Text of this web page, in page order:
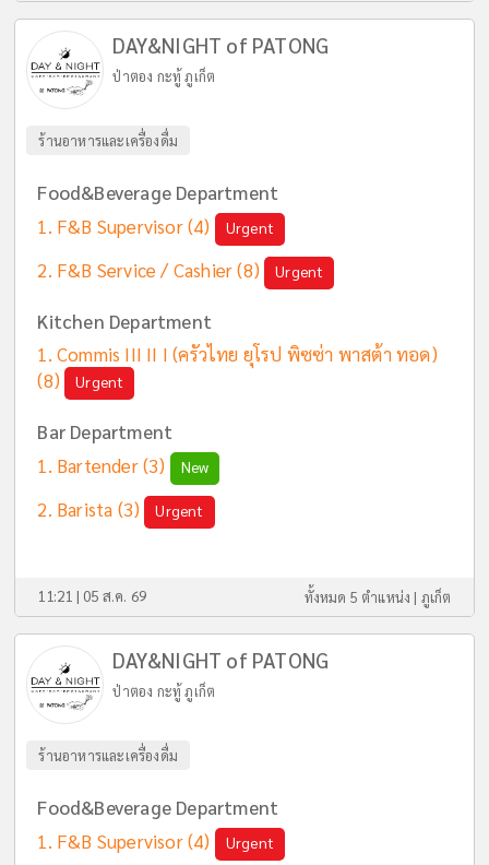
DAY&NIGHT of PATONG
ป่าตอง กะทู้ ภูเก็ต
ร้านอาหารและเครื่องดื่ม
Food&Beverage Department
F&B Supervisor(4) Urgent
F&B Service / Cashier(8) Urgent
Kitchen Department
Commis III II I (ครัวไทย ยุโรป พิซซ่า พาสต้า ทอด)
(8)
Urgent
Bar Department
Bartender(3) New
Barista (3) Urgent
11:21 | 05 ส.ค. 69 ทั้งหมด 5 ตำแหน่ง | ภูเก็ต
DAY&NIGHT of PATONG
ป่าตอง กะทู้ ภูเก็ต
ร้านอาหารและเครื่องดื่ม
Food&Beverage Department
F&B Supervisor(4) Urgent